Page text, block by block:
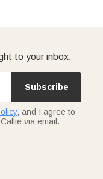
to your inbox.
Subscribe
, and I agree to
via email.